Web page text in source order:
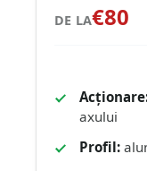
DE LA€80
axului
Profil: